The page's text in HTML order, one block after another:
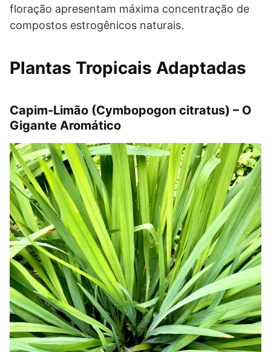
floração apresentam máxima concentração de
compostos estrogênicos naturais.
Plantas Tropicais Adaptadas
Capim-Limão (Cymbopogon citratus) – O
Gigante Aromático